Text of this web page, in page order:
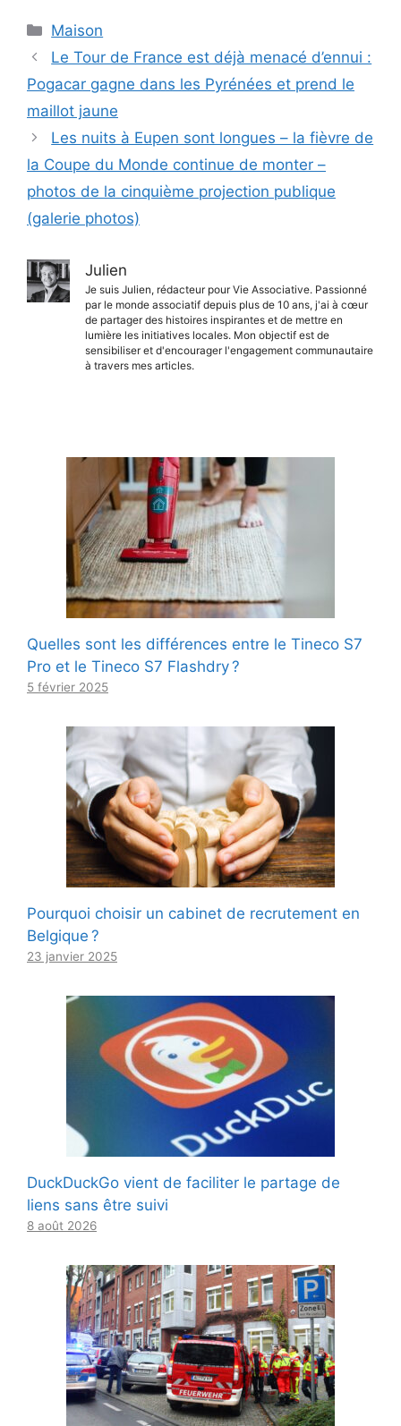
Catégories
Maison
Le Tour de France est déjà menacé d’ennui :
Pogacar gagne dans les Pyrénées et prend le
maillot jaune
Les nuits à Eupen sont longues – la fièvre de
la Coupe du Monde continue de monter –
photos de la cinquième projection publique
(galerie photos)
Julien
Je suis Julien, rédacteur pour Vie Associative. Passionné
par le monde associatif depuis plus de 10 ans, j'ai à cœur
de partager des histoires inspirantes et de mettre en
lumière les initiatives locales. Mon objectif est de
sensibiliser et d'encourager l'engagement communautaire
à travers mes articles.
Quelles sont les différences entre le Tineco S7
Pro et le Tineco S7 Flashdry ?
5 février 2025
Pourquoi choisir un cabinet de recrutement en
Belgique ?
23 janvier 2025
DuckDuckGo vient de faciliter le partage de
liens sans être suivi
8 août 2026